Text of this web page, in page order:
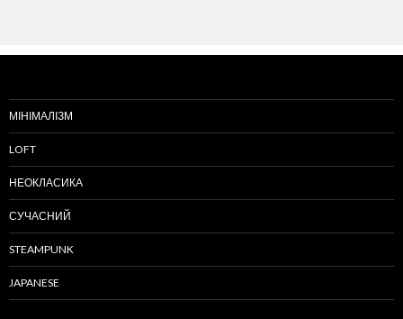
МІНІМАЛІЗМ
LOFT
НЕОКЛАСИКА
СУЧАСНИЙ
STEAMPUNK
JAPANESE